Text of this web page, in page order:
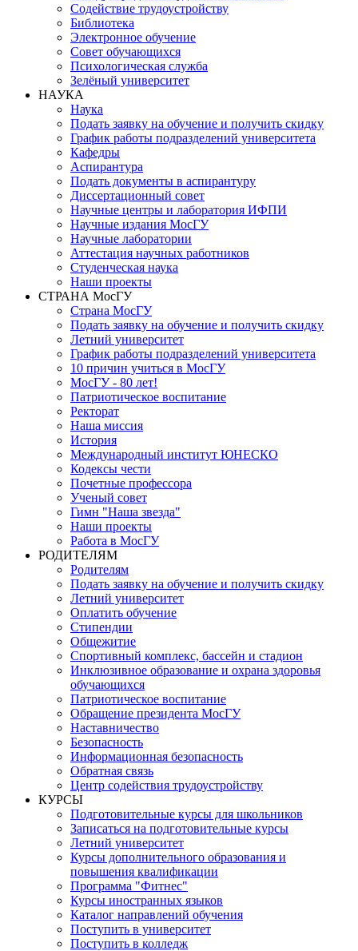
Содействие трудоустройству
Библиотека
Электронное обучение
Совет обучающихся
Психологическая служба
Зелёный университет
НАУКА
Наука
Подать заявку на обучение и получить скидку
График работы подразделений университета
Кафедры
Аспирантура
Подать документы в аспирантуру
Диссертационный совет
Научные центры и лаборатория ИФПИ
Научные издания МосГУ
Научные лаборатории
Аттестация научных работников
Студенческая наука
Наши проекты
СТРАНА МосГУ
Страна МосГУ
Подать заявку на обучение и получить скидку
Летний университет
График работы подразделений университета
10 причин учиться в МосГУ
МосГУ - 80 лет!
Патриотическое воспитание
Ректорат
Наша миссия
История
Международный институт ЮНЕСКО
Кодексы чести
Почетные профессора
Ученый совет
Гимн "Наша звезда"
Наши проекты
Работа в МосГУ
РОДИТЕЛЯМ
Родителям
Подать заявку на обучение и получить скидку
Летний университет
Оплатить обучение
Стипендии
Общежитие
Спортивный комплекс, бассейн и стадион
Инклюзивное образование и охрана здоровья
обучающихся
Патриотическое воспитание
Обращение президента МосГУ
Наставничество
Безопасность
Информационная безопасность
Обратная связь
Центр содействия трудоустройству
КУРСЫ
Подготовительные курсы для школьников
Записаться на подготовительные курсы
Летний университет
Курсы дополнительного образования и
повышения квалификации
Программа "Фитнес"
Курсы иностранных языков
Каталог направлений обучения
Поступить в университет
Поступить в колледж